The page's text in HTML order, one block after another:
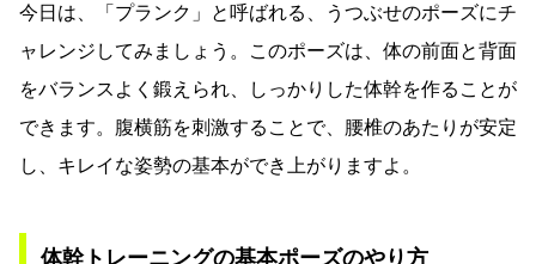
今日は、「プランク」と呼ばれる、うつぶせのポーズにチ
ャレンジしてみましょう。このポーズは、体の前面と背面
をバランスよく鍛えられ、しっかりした体幹を作ることが
できます。腹横筋を刺激することで、腰椎のあたりが安定
し、キレイな姿勢の基本ができ上がりますよ。
体幹トレーニングの基本ポーズのやり方